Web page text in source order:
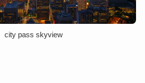
city pass skyview